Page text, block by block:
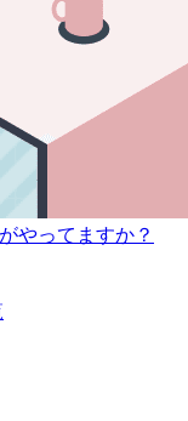
やってますか？